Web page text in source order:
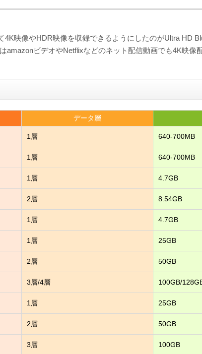
映像やHDR映像を収録できるようにしたのがUltra HD
ビデオやNetflixなどのネット配信動画でも4K映
データ層
1層 640-700MB
1層 640-700MB
1層 4.7GB
2層 8.54GB
1層 4.7GB
1層 25GB
2層 50GB
3層/4層 100GB/
1層 25GB
2層 50GB
3層 100GB